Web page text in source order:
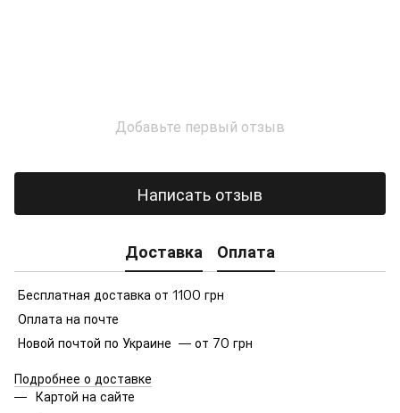
Добавьте первый отзыв
Написать отзыв
Доставка Оплата
Бесплатная доставка от 1100 грн
Оплата на почте
Новой почтой по Украине — от 70 грн
Подробнее о доставке
Картой на сайте